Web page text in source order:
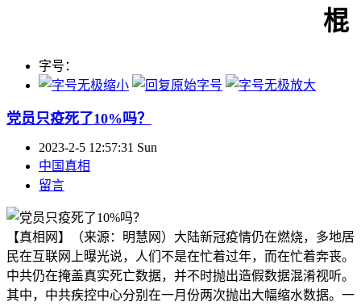
棍
字号：
党员只疫死了10%吗？
2023-2-5 12:57:31 Sun
中国真相
留言
【真相网】（来源：明慧网）大陆新冠疫情仍在燃烧，多地居
民在互联网上曝光说，人们不是在忙着过年，而在忙着奔丧。
中共仍在掩盖真实死亡数据，并不时抛出造假数据混淆视听。
其中，中共疾控中心分别在一月份两次抛出大幅缩水数据。一